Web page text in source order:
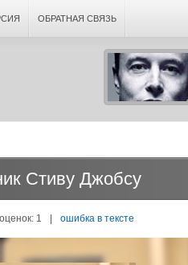
ОБРАТНАЯ СВЯЗЬ
Стиву Джобсу
оценок: 1 | ошибка в тексте